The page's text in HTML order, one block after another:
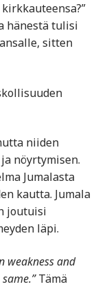
hänestä tulisi
sitten
niiden
nöyrtymisen.
Jumalasta
kautta. Jumala
joutuisi
läpi.
weakness and
Tämä